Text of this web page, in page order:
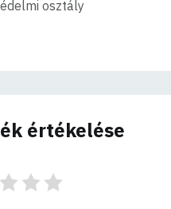
osztály
értékelése